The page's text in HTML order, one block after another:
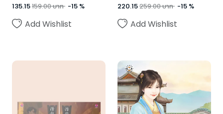
135.15159.00บาท -15 %
Add Wishlist
220.15259.00บาท -15 %
Add Wishlist